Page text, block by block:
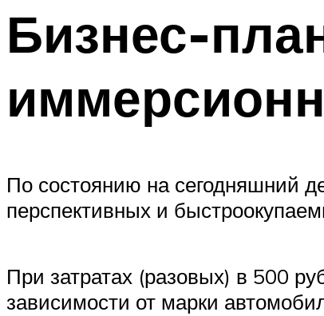
Бизнес-
По состоянию на сегодняшний
перспективных и
При затратах (разовых) в 500
зависимости от марки